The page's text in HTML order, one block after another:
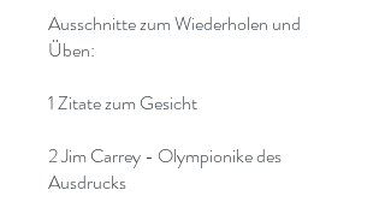
Ausschnitte zum Wiederholen und
Üben:
1 Zitate zum Gesicht
2 Jim Carrey - Olympionike des
Ausdrucks